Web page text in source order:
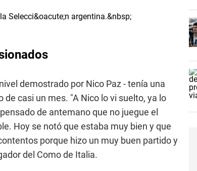
demostrado por Nico Paz - tenía una
casi un mes. "A Nico lo vi suelto, ya lo
de antemano que no juegue el
Hoy se notó que estaba muy bien y que
porque hizo un muy buen partido y
del Como de Italia.